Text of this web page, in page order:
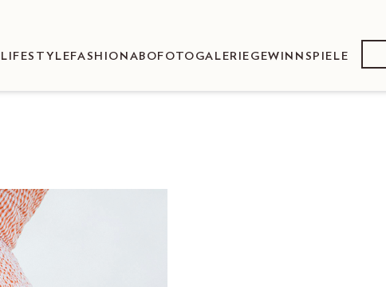
LIFESTYLEFASHION ABOFOTOGALERIE GEWINNSPIELE